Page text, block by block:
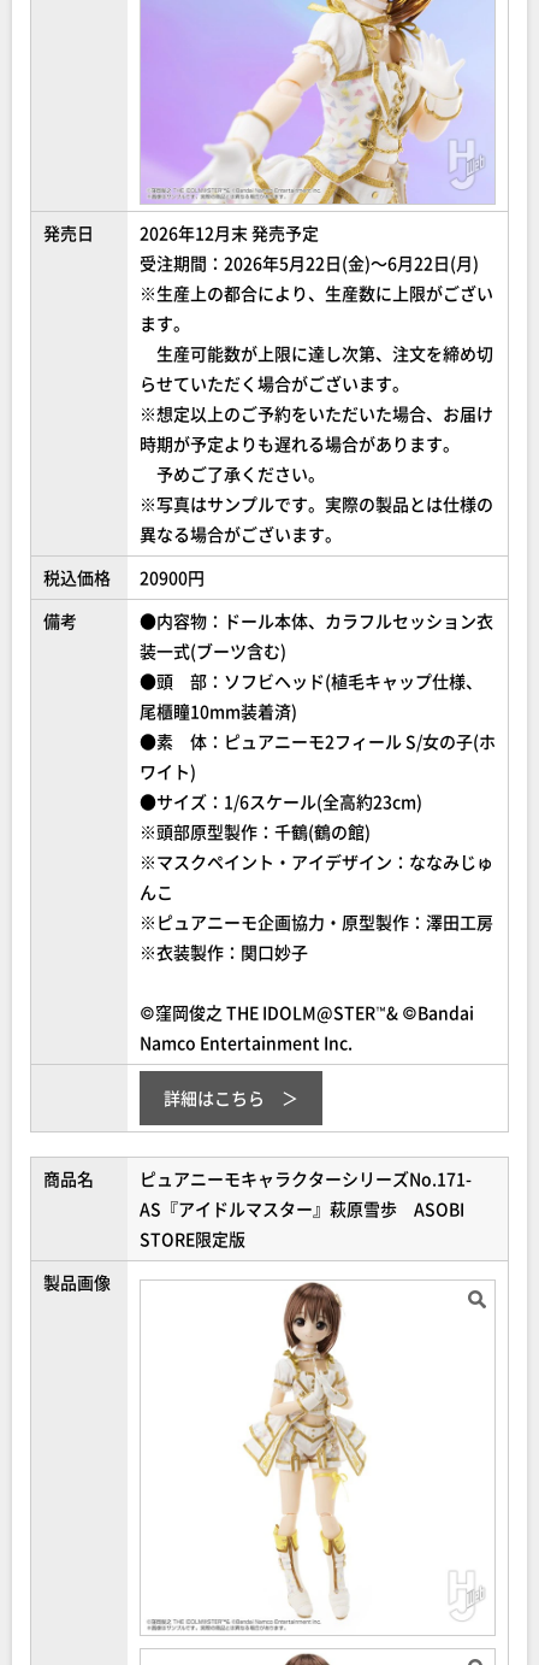
発売日
2026年12月末 発売予定
受注期間：2026年5月22日(金)～6月22日(月)
※生産上の都合により、生産数に上限がござい
ます。
生産可能数が上限に達し次第、注文を締め切
らせていただく場合がございます。
※想定以上のご予約をいただいた場合、お届け
時期が予定よりも遅れる場合があります。
予めご了承ください。
※写真はサンプルです。実際の製品とは仕様の
異なる場合がございます。
税込価格
20900円
備考
●内容物：ドール本体、カラフルセッション衣
装一式(ブーツ含む)
●頭 部：ソフビヘッド(植毛キャップ仕様、
尾櫃瞳10mm装着済)
●素 体：ピュアニーモ2フィール S/女の子(ホ
ワイト)
●サイズ：1/6スケール(全高約23cm)
※頭部原型製作：千鶴(鶴の館)
※マスクペイント・アイデザイン：ななみじゅ
んこ
※ピュアニーモ企画協力・原型製作：澤田工房
※衣装製作：関口妙子
©窪岡俊之 THE IDOLM@STER™& ©Bandai
Namco Entertainment Inc.
詳細はこちら
商品名
ピュアニーモキャラクターシリーズNo.171-
AS『アイドルマスター』萩原雪歩 ASOBI
STORE限定版
製品画像